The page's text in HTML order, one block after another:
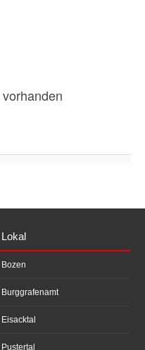
vorhanden
Lokal
Bozen
Burggrafenamt
Eisacktal
Pustertal